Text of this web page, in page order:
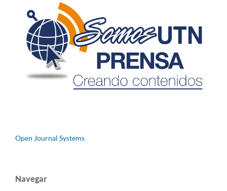
Open Journal Systems
Navegar